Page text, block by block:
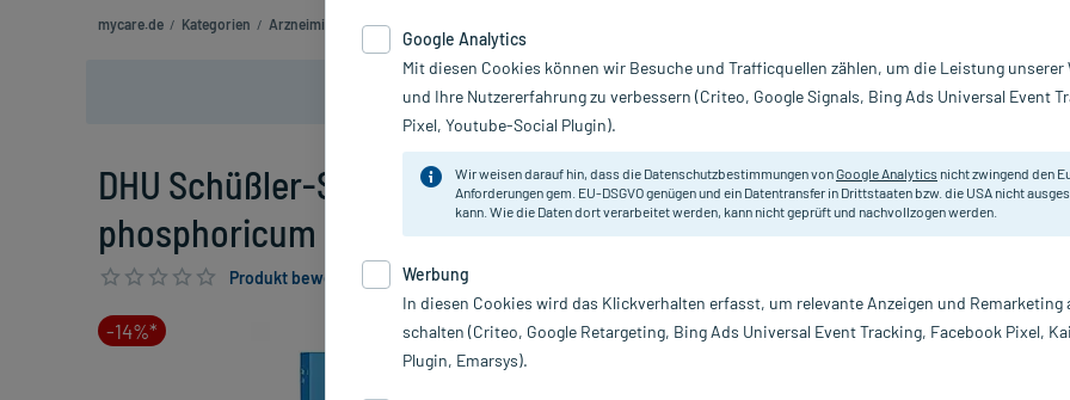
mycare.de / Kategorien / Arzneimittel rezeptfrei
Nur für kurze Zeit:Gratis-Versand* ab 19€ Mindestbestellwert!
DHU Schüßler-Salz Nr. 2 Calcium
phosphoricum D6 Tabletten, 420 St
Produkt bewerten & PlusHerzen sichern
-14%*
DHU Schüßler Salze
Homöopathisches Arzneimittel
PZN:
Hersteller:
Google Analytics
Mit diesen Cookies können wir Besuche und Trafficquellen zählen, um die Leistung unserer
und Ihre Nutzererfahrung zu verbessern (Criteo, Google Signals, Bing Ads Universal Event
Pixel, Youtube-Social Plugin).
Wir weisen darauf hin, dass die Datenschutzbestimmungen vonGoogle Analytics nicht zwingend den
Anforderungen gem. EU-DSGVO genügen und ein Datentransfer in Drittstaaten bzw. die USA nicht
kann. Wie die Daten dort verarbeitet werden, kann nicht geprüft und nachvollzogen werden.
Werbung
In diesen Cookies wird das Klickverhalten erfasst, um relevante Anzeigen und Remarketing
schalten (Criteo, Google Retargeting, Bing Ads Universal Event Tracking, Facebook Pixel,
Plugin, Emarsys).